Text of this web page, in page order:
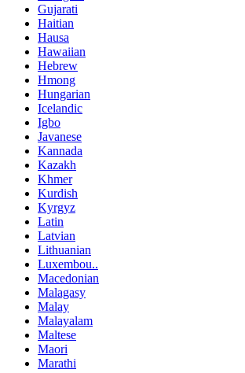
Gujarati
Haitian
Hausa
Hawaiian
Hebrew
Hmong
Hungarian
Icelandic
Igbo
Javanese
Kannada
Kazakh
Khmer
Kurdish
Kyrgyz
Latin
Latvian
Lithuanian
Luxembou..
Macedonian
Malagasy
Malay
Malayalam
Maltese
Maori
Marathi